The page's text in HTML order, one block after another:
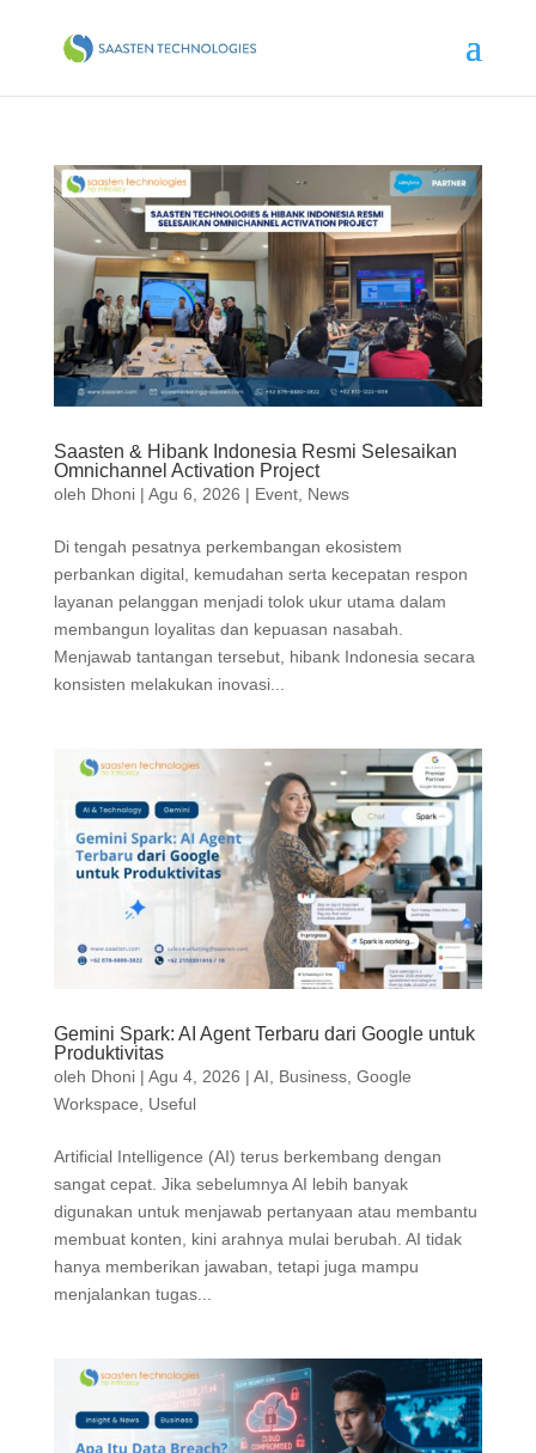
Saasten & Hibank Indonesia Resmi Selesaikan
Omnichannel Activation Project
oleh Dhoni| Agu 6, 2026 | Event, News
Di tengah pesatnya perkembangan ekosistem
perbankan digital, kemudahan serta kecepatan respon
layanan pelanggan menjadi tolok ukur utama dalam
membangun loyalitas dan kepuasan nasabah.
Menjawab tantangan tersebut, hibank Indonesia secara
konsisten melakukan inovasi...
Gemini Spark: AI Agent Terbaru dari Google untuk
Produktivitas
oleh Dhoni| Agu 4, 2026 | AI Business, Google
Workspace
Useful
Artificial Intelligence (AI) terus berkembang dengan
sangat cepat. Jika sebelumnya AI lebih banyak
digunakan untuk menjawab pertanyaan atau membantu
membuat konten, kini arahnya mulai berubah. AI tidak
hanya memberikan jawaban, tetapi juga mampu
menjalankan tugas...